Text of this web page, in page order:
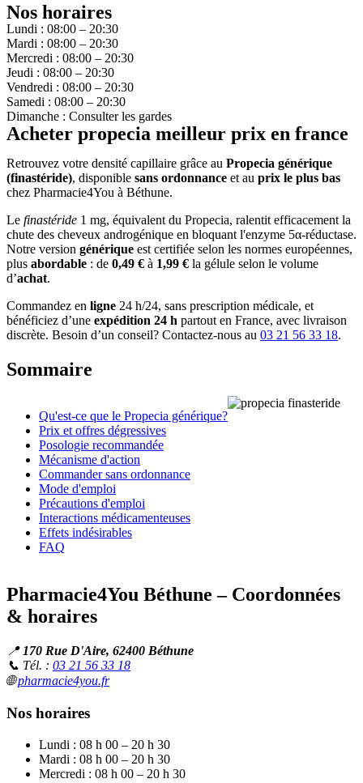
Nos horaires
Lundi : 08:00 – 20:30
Mardi : 08:00 – 20:30
Mercredi : 08:00 – 20:30
Jeudi : 08:00 – 20:30
Vendredi : 08:00 – 20:30
Samedi : 08:00 – 20:30
Dimanche : Consulter les gardes
Acheter propecia meilleur prix en france
Retrouvez votre densité capillaire grâce au Propecia générique
(finastéride), disponible sans ordonnance et au prix le plus bas
chez Pharmacie4You à Béthune.
Le finastéride 1 mg, équivalent du Propecia, ralentit efficacement la
chute des cheveux androgénique en bloquant l'enzyme 5α-réductase.
Notre version générique est certifiée selon les normes européennes,
plus abordable : de 0,49 € à 1,99 € la gélule selon le volume
d’achat.
Commandez en ligne 24 h/24, sans prescription médicale, et
bénéficiez d’une expédition 24 h partout en France, avec livraison
discrète. Besoin d’un conseil? Contactez-nous au 03 21 56 33 18.
Sommaire
Qu'est-ce que le Propecia générique?
Prix et offres dégressives
Posologie recommandée
Mécanisme d'action
Commander sans ordonnance
Mode d'emploi
Précautions d'emploi
Interactions médicamenteuses
Effets indésirables
FAQ
Pharmacie4You Béthune – Coordonnées
& horaires
📍 170 Rue D'Aire, 62400 Béthune
📞 Tél. : 03 21 56 33 18
🌐pharmacie4you.fr
Nos horaires
Lundi : 08 h 00 – 20 h 30
Mardi : 08 h 00 – 20 h 30
Mercredi : 08 h 00 – 20 h 30